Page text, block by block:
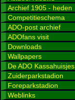
Archief 1905 - heden
Competitieschema
ADO-post archief
ADOfans visit
Downloads
Wallpapers
De ADO Kassahuisjes
Zuiderparkstadion
Foreparkstadion
Weblinks